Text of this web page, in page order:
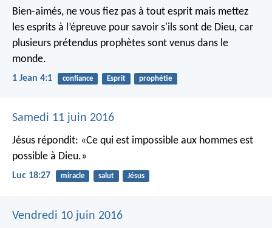
Bien-aimés, ne vous fiez pas à tout esprit mais mettez
les esprits à l’épreuve pour savoir s'ils sont de Dieu, car
plusieurs prétendus prophètes sont venus dans le
monde.
1 Jean 4:1 confiance Esprit prophétie
Samedi 11 juin 2016
Jésus répondit: «Ce qui est impossible aux hommes est
possible à Dieu.»
Luc 18:27 miracle salut Jésus
Vendredi 10 juin 2016